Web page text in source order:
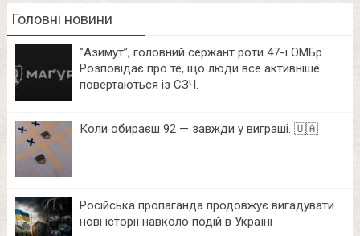
Головні новини
⁨”Азимут”, головний сержант роти 47-ї ОМБр.
Розповідає про те, що люди все активніше
повертаються із СЗЧ.
Коли обираєш 92 — завжди у виграші. 🇺🇦
Російська пропаганда продовжує вигадувати
нові історії навколо подій в Україні